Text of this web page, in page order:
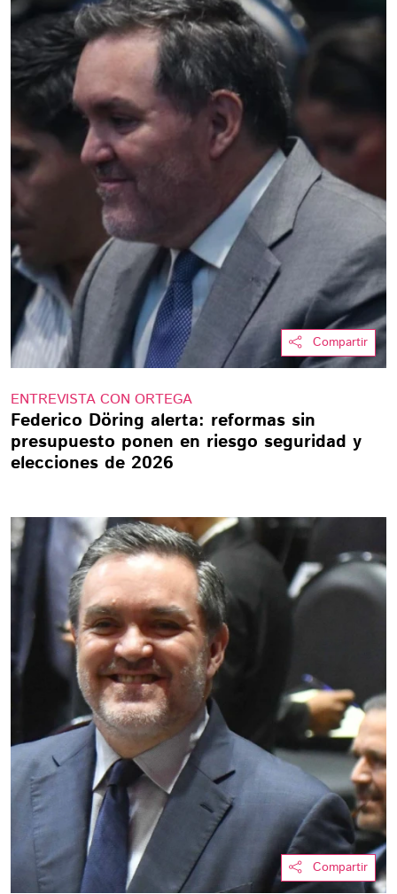
Compartir
ENTREVISTA CON ORTEGA
Federico Döring alerta: reformas sin
presupuesto ponen en riesgo seguridad y
elecciones de 2026
Compartir